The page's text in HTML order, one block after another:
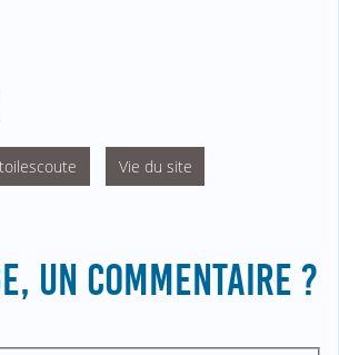
Vie du site
UN COMMENTAIRE ?